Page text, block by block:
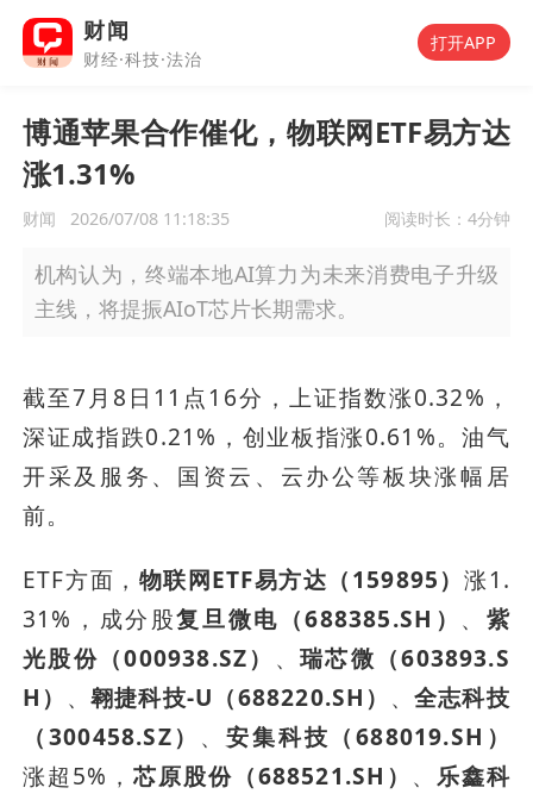
财闻
财经·科技·法治
打开APP
博通苹果合作催化，物联网ETF易方达
涨1.31%
财闻 2026/07/08 11:18:35 阅读时长： 4分钟
机构认为，终端本地AI算力为未来消费电子升级
主线，将提振AIoT芯片长期需求。
截至7月8日11点16分，上证指数涨0.32%，
深证成指跌0.21%，创业板指涨0.61%。油气
开采及服务、国资云、云办公等板块涨幅居
前。
ETF方面， 物联网ETF易方达（159895） 涨1.
31%，成分股复旦微电（688385.SH） 、 紫
光股份（000938.SZ） 、 瑞芯微（603893.S
H） 、 翱捷科技-U（688220.SH） 、 全志科技
（300458.SZ） 、安集科技（688019.SH）
涨超5%， 芯原股份（688521.SH） 、 乐鑫科